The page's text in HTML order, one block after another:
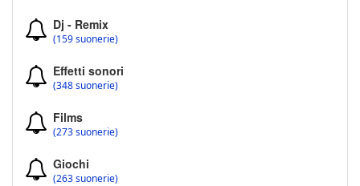
Dj - Remix
(159 suonerie)
Effetti sonori
(348 suonerie)
Films
(273 suonerie)
Giochi
(263 suonerie)